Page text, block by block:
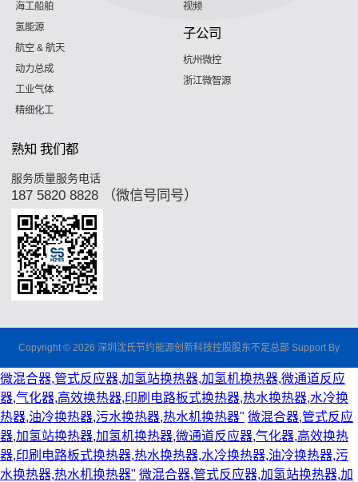
海工船舶
氢能源
航空 & 航天
动力总成
工业气体
精细化工
视频
子公司
杭州微控
浙江微智源
熟知 我们都
服务质量服务电话
187 5820 8828 （微信号同号）
Copyright © 2026 深圳沈氏节约能源创新科技控股股东不足总部 Support By
微混合器,管式反应器,加氢站换热器,加氢机换热器,微通道反应
器,气化器,高效换热器,印刷电路板式换热器,热水换热器,水冷换
热器,油冷换热器,污水换热器,热水机换热器" 微混合器,管式反应
器,加氢站换热器,加氢机换热器,微通道反应器,气化器,高效换热
器,印刷电路板式换热器,热水换热器,水冷换热器,油冷换热器,污
水换热器,热水机换热器" 微混合器,管式反应器,加氢站换热器,加